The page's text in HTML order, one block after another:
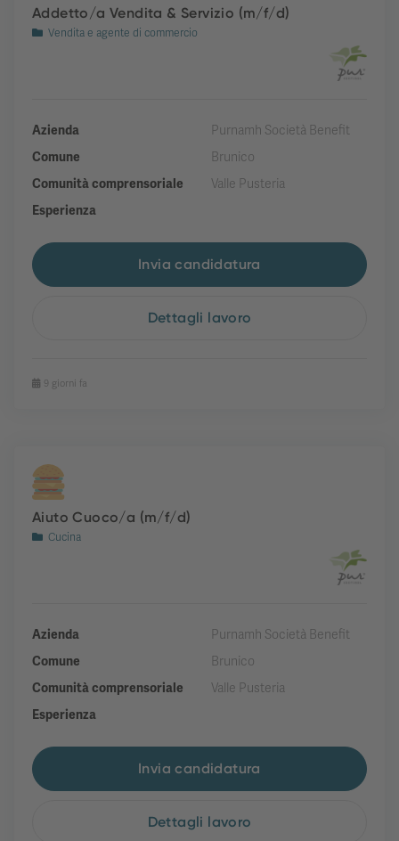
Addetto/a Vendita & Servizio (m/f/d)
Vendita e agente di commercio
Azienda
Purnamh Società Benefit
Comune
Brunico
Comunità comprensoriale
Valle Pusteria
Esperienza
Invia candidatura
Dettagli lavoro
9 giorni fa
Aiuto Cuoco/a (m/f/d)
Cucina
Azienda
Purnamh Società Benefit
Comune
Brunico
Comunità comprensoriale
Valle Pusteria
Esperienza
Invia candidatura
Dettagli lavoro